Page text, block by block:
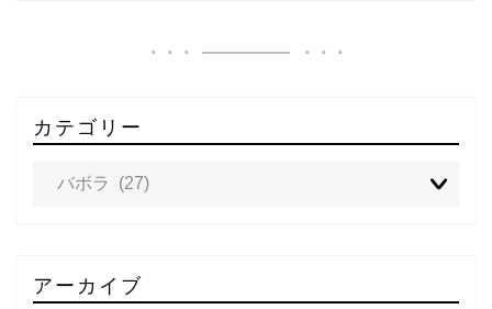
カテゴリー
アーカイブ